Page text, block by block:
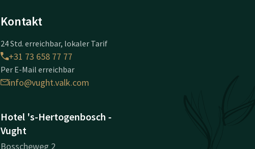
Kontakt
24 Std. erreichbar, lokaler Tarif
+31 73 658 77 77
Per E-Mail erreichbar
info@vught.valk.com
Hotel 's-Hertogenbosch -
Vught
Bosscheweg 2